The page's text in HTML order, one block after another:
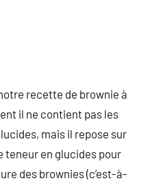
recette de brownie à
il ne contient pas les
mais il repose sur
teneur en glucides pour
des brownies (c’est-à-